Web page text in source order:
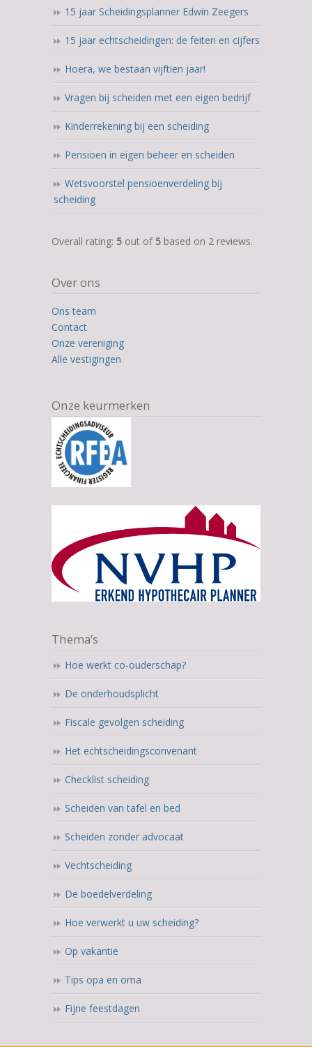
15 jaar Scheidingsplanner Edwin Zeegers
15 jaar echtscheidingen: de feiten en cijfers
Hoera, we bestaan vijftien jaar!
Vragen bij scheiden met een eigen bedrijf
Kinderrekening bij een scheiding
Pensioen in eigen beheer en scheiden
Wetsvoorstel pensioenverdeling bij
scheiding
5,0
on
12.345
ratings
Overall rating: 5 out of 5 based on 2 reviews.
Over ons
Ons team
Contact
Onze vereniging
Alle vestigingen
Onze keurmerken
Thema’s
Hoe werkt co-ouderschap?
De onderhoudsplicht
Fiscale gevolgen scheiding
Het echtscheidingsconvenant
Checklist scheiding
Scheiden van tafel en bed
Scheiden zonder advocaat
Vechtscheiding
De boedelverdeling
Hoe verwerkt u uw scheiding?
Op vakantie
Tips opa en oma
Fijne feestdagen